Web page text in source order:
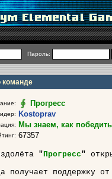
Пароль:
команде
Прогресс
Kostoprav
Мы знаем, как
67357
"Прогресс"
получает поддержку